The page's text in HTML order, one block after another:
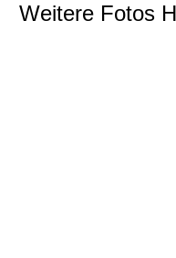
Weitere Fotos